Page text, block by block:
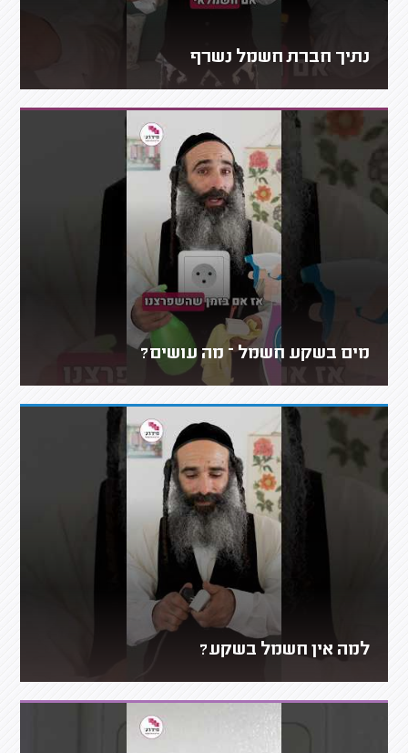
נתיך חברת חשמל נשרף
מים בשקע חשמל – מה עושים?
למה אין חשמל בשקע?